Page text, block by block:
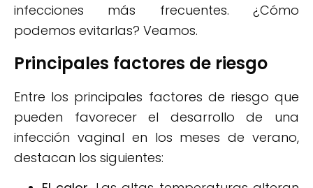
infecciones más frecuentes. ¿Cómo
podemos evitarlas? Veamos.
Principales factores de riesgo
Entre los principales factores de riesgo que
pueden favorecer el desarrollo de una
infección vaginal en los meses de verano,
destacan los siguientes: